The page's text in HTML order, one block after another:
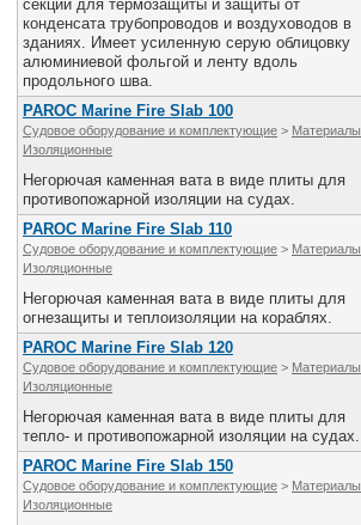
секции для термозащиты и защиты от
конденсата трубопроводов и воздуховодов в
зданиях. Имеет усиленную серую облицовку
алюминиевой фольгой и ленту вдоль
продольного шва.
PAROC Marine Fire Slab 100
Судовое оборудование и комплектующие > Материалы
Изоляционные
Негорючая каменная вата в виде плиты для
противопожарной изоляции на судах.
PAROC Marine Fire Slab 110
Судовое оборудование и комплектующие > Материалы
Изоляционные
Негорючая каменная вата в виде плиты для
огнезащиты и теплоизоляции на кораблях.
PAROC Marine Fire Slab 120
Судовое оборудование и комплектующие > Материалы
Изоляционные
Негорючая каменная вата в виде плиты для
тепло- и противопожарной изоляции на судах.
PAROC Marine Fire Slab 150
Судовое оборудование и комплектующие > Материалы
Изоляционные